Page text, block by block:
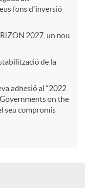
fons d'inversió
2027, un nou
de la
adhesió al “2022
on the
seu compromís